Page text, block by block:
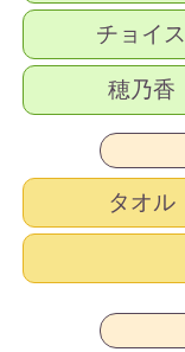
チョイス
穂乃香
タオル